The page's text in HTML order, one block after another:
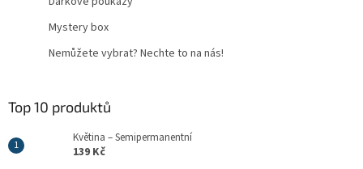
Mystery box
Nemůžete vybrat? Nechte to na nás!
Top 10 produktů
Květina – Semipermanentní
139 Kč